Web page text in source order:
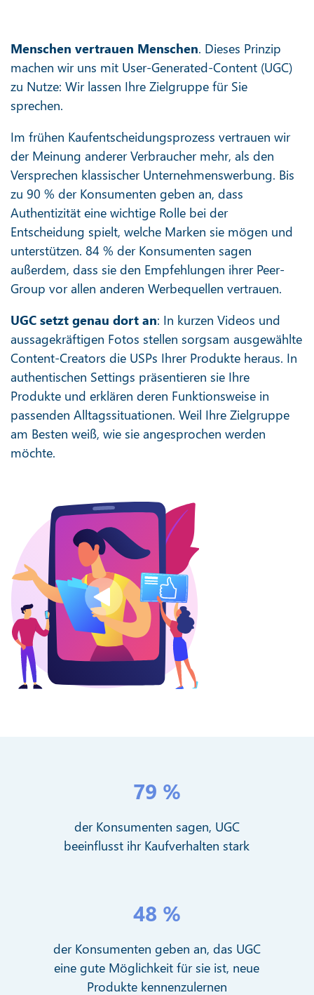
Menschen vertrauen Menschen. Dieses Prinzip
machen wir uns mit User-Generated-Content (UGC)
zu Nutze: Wir lassen Ihre Zielgruppe für Sie
sprechen.
Im frühen Kaufentscheidungsprozess vertrauen wir
der Meinung anderer Verbraucher mehr, als den
Versprechen klassischer Unternehmenswerbung. Bis
zu 90 % der Konsumenten geben an, dass
Authentizität eine wichtige Rolle bei der
Entscheidung spielt, welche Marken sie mögen und
unterstützen. 84 % der Konsumenten sagen
außerdem, dass sie den Empfehlungen ihrer Peer-
Group vor allen anderen Werbequellen vertrauen.
UGC setzt genau dort an: In kurzen Videos und
aussagekräftigen Fotos stellen sorgsam ausgewählte
Content-Creators die USPs Ihrer Produkte heraus. In
authentischen Settings präsentieren sie Ihre
Produkte und erklären deren Funktionsweise in
passenden Alltagssituationen. Weil Ihre Zielgruppe
am Besten weiß, wie sie angesprochen werden
möchte.
79 %
der Konsumenten sagen, UGC
beeinflusst ihr Kaufverhalten stark
48 %
der Konsumenten geben an, das UGC
eine gute Möglichkeit für sie ist, neue
Produkte kennenzulernen